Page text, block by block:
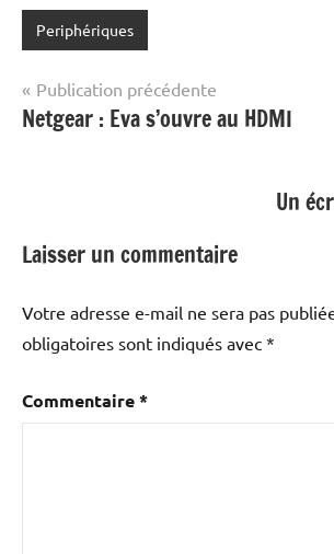
Periphériques
Navigation
de
Publication précédente
Netgear : Eva s’ouvre au HDMI
Un
Laisser un commentaire
Votre adresse e-mail ne sera pas
obligatoires sont indiqués avec *
Commentaire*